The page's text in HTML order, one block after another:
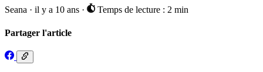
Seana · il y a 10 ans · Temps de lecture : 2 min
Partager l'article